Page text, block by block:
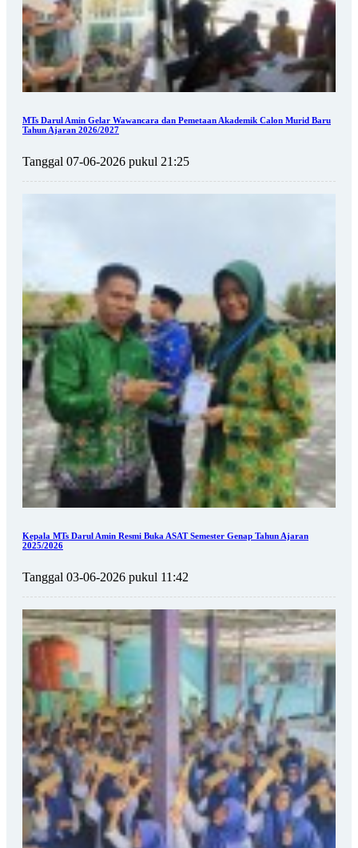
MTs Darul Amin Gelar Wawancara dan Pemetaan Akademik Calon Murid Baru
Tahun Ajaran 2026/2027
Tanggal 07-06-2026 pukul 21:25
Kepala MTs Darul Amin Resmi Buka ASAT Semester Genap Tahun Ajaran
2025/2026
Tanggal 03-06-2026 pukul 11:42